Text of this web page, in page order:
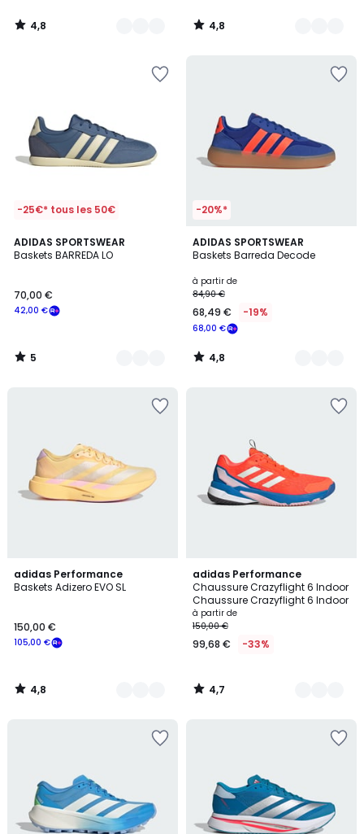
4,8
/
4,8
/
-25€* tous les 50€
ADIDAS SPORTSWEAR
Baskets BARREDA LO
42,00 €
70,00 €
5
/
2
Couleurs
5
/
-20%*
ADIDAS SPORTSWEAR
Baskets Barreda Decode
à partir de
68,00 €
84,90 €
68,49 € -19%
4,8
/ 5
8
Couleurs
4,8
/
adidas Performance
Baskets Adizero EVO SL
105,00 €
150,00 €
4,8
/ 5
4
Couleurs
4,8
/
adidas Performance
Chaussure Crazyflight 6 Indoor
Chaussure Crazyflight 6 Indoor
à partir de
150,00 €
99,68 € -33%
4,7
/ 5
5
Couleurs
4,7
/